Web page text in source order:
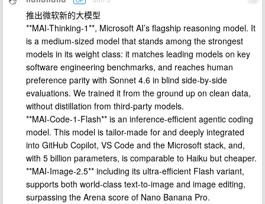
推出微软新的大模型
**MAI-Thinking-1**, Microsoft AI’s flagship reasoning model. It
is a medium-sized model that stands among the strongest
models in its weight class: it matches leading models on key
software engineering benchmarks, and reaches human
preference parity with Sonnet 4.6 in blind side-by-side
evaluations. We trained it from the ground up on clean data,
without distillation from third-party models.
**MAI-Code-1-Flash** is an inference-efficient agentic coding
model. This model is tailor-made for and deeply integrated
into GitHub Copilot, VS Code and the Microsoft stack, and,
with 5 billion parameters, is comparable to Haiku but cheaper.
**MAI-Image-2.5** including its ultra-efficient Flash variant,
supports both world-class text-to-image and image editing,
surpassing the Arena score of Nano Banana Pro.